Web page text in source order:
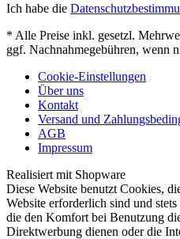
Ich habe die
* Alle Preise inkl. gesetzl.
ggf. Nachnahmegebühren, wenn
Cookie-Einstellungen
Über uns
Kontakt
Versand und
AGB
Impressum
Realisiert mit Shopware
Diese Website benutzt Cookies,
Website erforderlich sind und
die den Komfort bei Benutzung
Direktwerbung dienen oder die